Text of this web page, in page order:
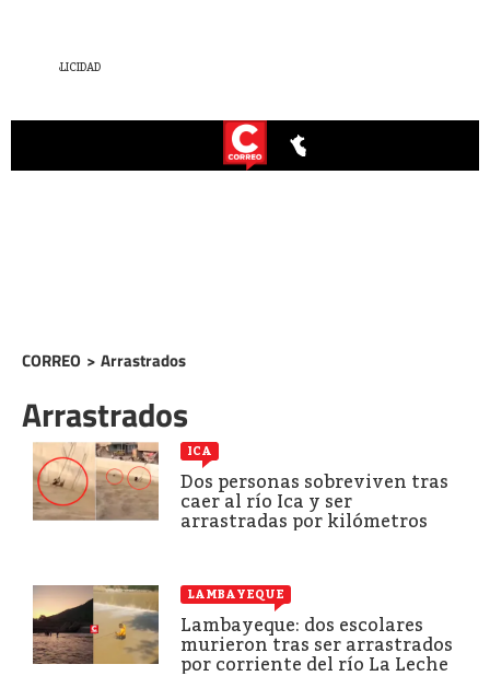
CORREO > Arrastrados
Arrastrados
ICA
Dos personas sobreviven tras
caer al río Ica y ser
arrastradas por kilómetros
LAMBAYEQUE
Lambayeque: dos escolares
murieron tras ser arrastrados
por corriente del río La Leche